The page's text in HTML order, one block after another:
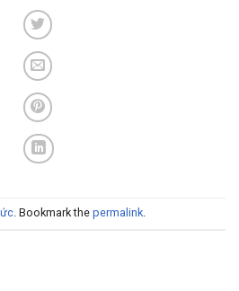
. Bookmark the permalink